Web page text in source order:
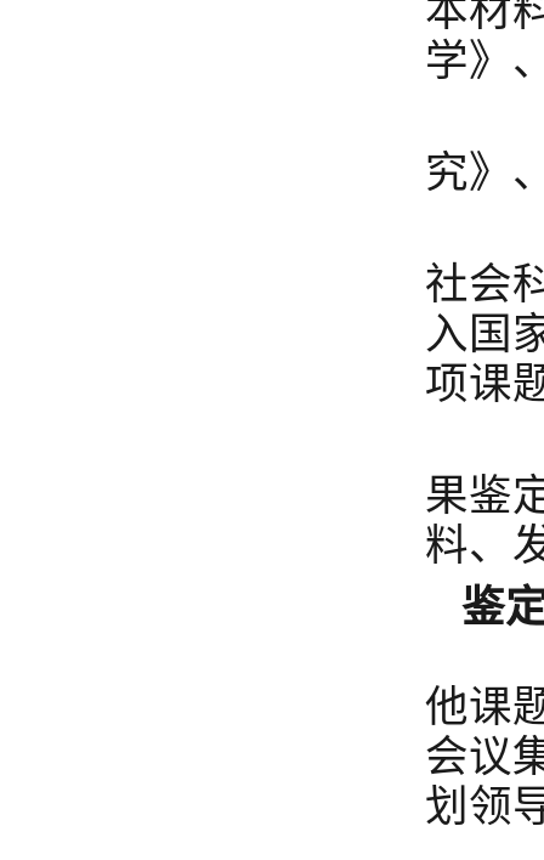
本材
学》
究》
社会
入国
项课
果鉴
料、
鉴
他课
会议
划领